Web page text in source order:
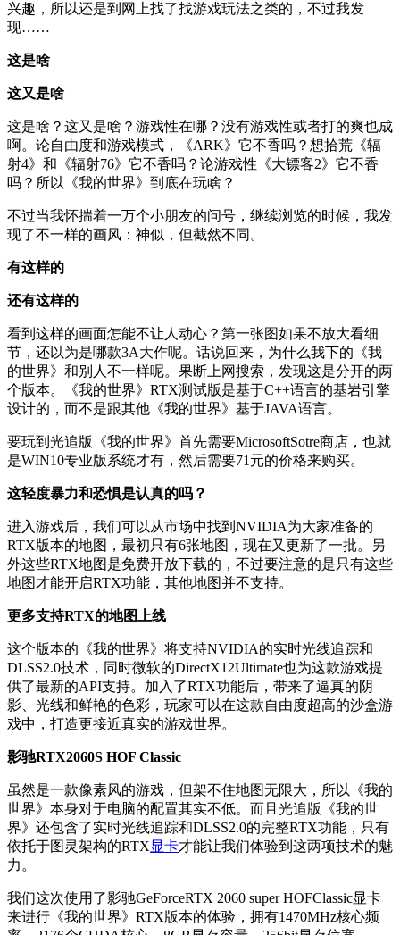
兴趣，所以还是到网上找了找游戏玩法之类的，不过我发
现……
这是啥
这又是啥
这是啥？这又是啥？游戏性在哪？没有游戏性或者打的爽也成
啊。论自由度和游戏模式，《ARK》它不香吗？想拾荒《辐
射4》和《辐射76》它不香吗？论游戏性《大镖客2》它不香
吗？所以《我的世界》到底在玩啥？
不过当我怀揣着一万个小朋友的问号，继续浏览的时候，我发
现了不一样的画风：神似，但截然不同。
有这样的
还有这样的
看到这样的画面怎能不让人动心？第一张图如果不放大看细
节，还以为是哪款3A大作呢。话说回来，为什么我下的《我
的世界》和别人不一样呢。果断上网搜索，发现这是分开的两
个版本。《我的世界》RTX测试版是基于C++语言的基岩引擎
设计的，而不是跟其他《我的世界》基于JAVA语言。
要玩到光追版《我的世界》首先需要MicrosoftSotre商店，也就
是WIN10专业版系统才有，然后需要71元的价格来购买。
这轻度暴力和恐惧是认真的吗？
进入游戏后，我们可以从市场中找到NVIDIA为大家准备的
RTX版本的地图，最初只有6张地图，现在又更新了一批。另
外这些RTX地图是免费开放下载的，不过要注意的是只有这些
地图才能开启RTX功能，其他地图并不支持。
更多支持RTX的地图上线
这个版本的《我的世界》将支持NVIDIA的实时光线追踪和
DLSS2.0技术，同时微软的DirectX12Ultimate也为这款游戏提
供了最新的API支持。加入了RTX功能后，带来了逼真的阴
影、光线和鲜艳的色彩，玩家可以在这款自由度超高的沙盒游
戏中，打造更接近真实的游戏世界。
影驰RTX2060S HOF Classic
虽然是一款像素风的游戏，但架不住地图无限大，所以《我的
世界》本身对于电脑的配置其实不低。而且光追版《我的世
界》还包含了实时光线追踪和DLSS2.0的完整RTX功能，只有
依托于图灵架构的RTX显卡才能让我们体验到这两项技术的魅
力。
我们这次使用了影驰GeForceRTX 2060 super HOFClassic显卡
来进行《我的世界》RTX版本的体验，拥有1470MHz核心频